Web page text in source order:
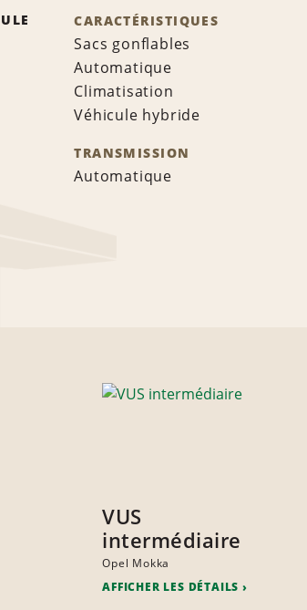
CARACTÉRISTIQUES
Sacs gonflables
Automatique
Climatisation
Véhicule hybride
TRANSMISSION
Automatique
VUS
intermédiaire
Opel Mokka
AFFICHER LES DÉTAILS